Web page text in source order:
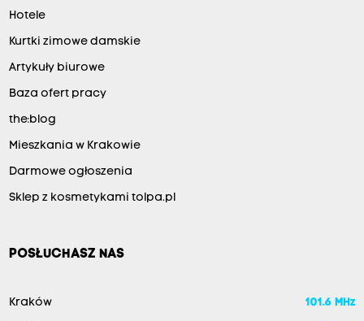
Hotele
Kurtki zimowe damskie
Artykuły biurowe
Baza ofert pracy
the:blog
Mieszkania w Krakowie
Darmowe ogłoszenia
Sklep z kosmetykami tolpa.pl
POSŁUCHASZ NAS
Kraków 101.6 MHz